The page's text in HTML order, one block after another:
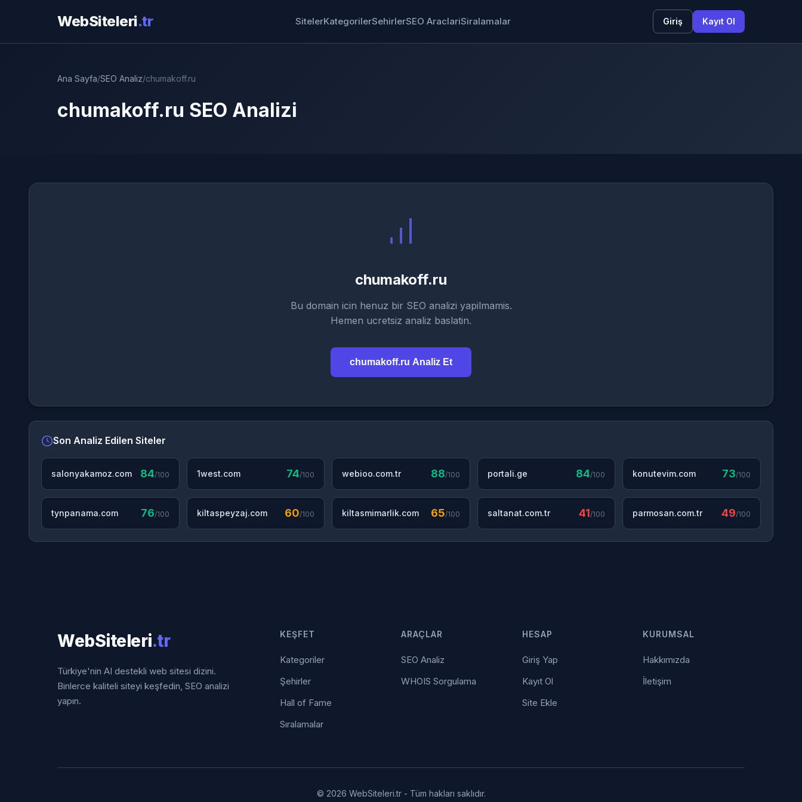
WebSiteleri.tr SitelerKategorilerSehirlerSEO AraclariSiralamalar Giriş Kayıt Ol
Ana Sayfa/SEO Analiz/chumakoff.ru
chumakoff.ru SEO Analizi
chumakoff.ru
Bu domain icin henuz bir SEO analizi yapilmamis.
Hemen ucretsiz analiz baslatin.
chumakoff.ru Analiz Et
Son Analiz Edilen Siteler
salonyakamoz.com 84/100 1west.com 74/100 webioo.com.tr 88/100 portali.ge 84/100 konutevim.com 73/100
tynpanama.com 76/100 kiltaspeyzaj.com 60/100 kiltasmimarlik.com 65/100 saltanat.com.tr 41/100 parmosan.com.tr 49/100
WebSiteleri.tr
Türkiye'nin AI destekli web sitesi dizini.
Binlerce kaliteli siteyi keşfedin, SEO analizi
yapın.
KEŞFET
Kategoriler
Şehirler
Hall of Fame
Sıralamalar
ARAÇLAR
SEO Analiz
WHOIS Sorgulama
HESAP
Giriş Yap
Kayıt Ol
Site Ekle
KURUMSAL
Hakkımızda
İletişim
© 2026 WebSiteleri.tr - Tüm hakları saklıdır.